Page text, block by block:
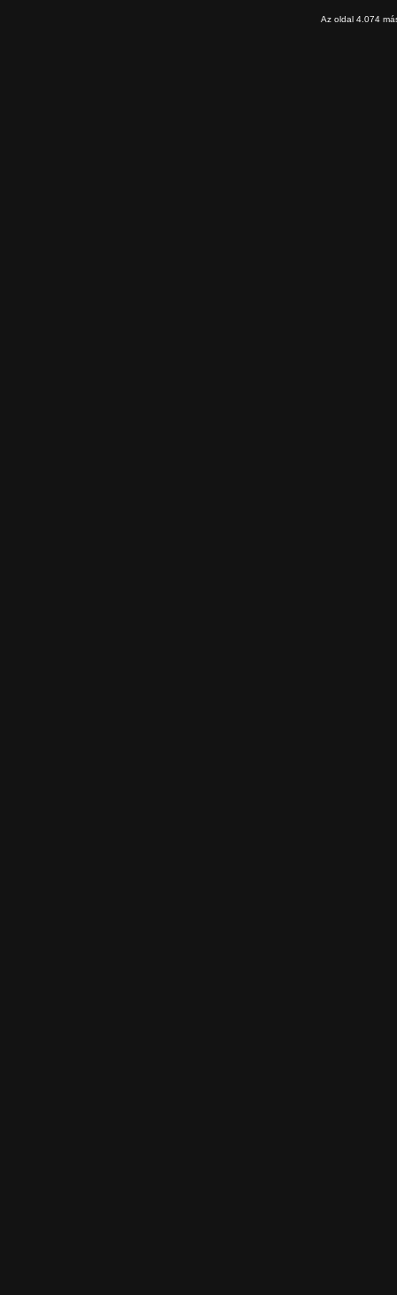
Az oldal 4.074